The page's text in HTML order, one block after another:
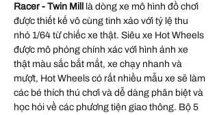
Racer - Twin Mill là dòng xe mô hình đồ chơi
được thiết kế vô cùng tinh xảo với tỷ lệ thu
nhỏ 1/64 từ chiếc xe thật. Siêu xe Hot Wheels
được mô phỏng chính xác với hình ảnh xe
thật màu sắc bắt mắt, xe chạy nhanh và
mượt, Hot Wheels có rất nhiều mẫu xe sẽ làm
các bé thích thú chơi và dễ dàng phân biệt và
học hỏi về các phương tiện giao thông. Bộ 5